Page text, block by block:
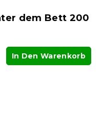
dem Bett 200
In Den Warenkorb